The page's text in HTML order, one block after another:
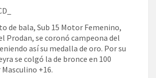
de bala, Sub 15 Motor Femenino,
Prodan, se coronó campeona del
así su medalla de oro. Por su
se colgó la de bronce en 100
+16.